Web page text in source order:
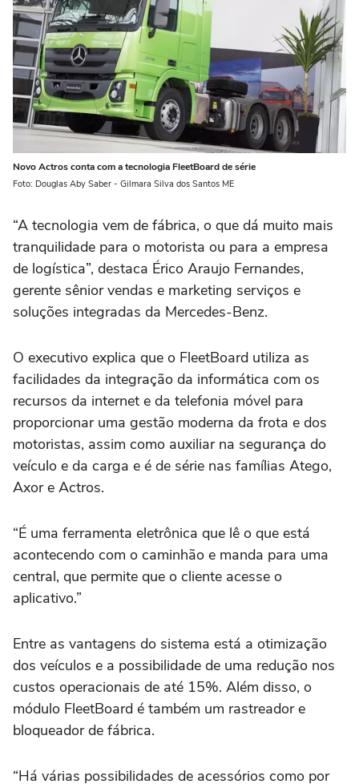
Novo Actros conta com a tecnologia FleetBoard de série
Foto: Douglas Aby Saber - Gilmara Silva dos Santos ME
“A tecnologia vem de fábrica, o que dá muito mais
tranquilidade para o motorista ou para a empresa
de logística”, destaca Érico Araujo Fernandes,
gerente sênior vendas e marketing serviços e
soluções integradas da Mercedes-Benz.
O executivo explica que o FleetBoard utiliza as
facilidades da integração da informática com os
recursos da internet e da telefonia móvel para
proporcionar uma gestão moderna da frota e dos
motoristas, assim como auxiliar na segurança do
veículo e da carga e é de série nas famílias Atego,
Axor e Actros.
“É uma ferramenta eletrônica que lê o que está
acontecendo com o caminhão e manda para uma
central, que permite que o cliente acesse o
aplicativo.”
Entre as vantagens do sistema está a otimização
dos veículos e a possibilidade de uma redução nos
custos operacionais de até 15%. Além disso, o
módulo FleetBoard é também um rastreador e
bloqueador de fábrica.
“Há várias possibilidades de acessórios como por